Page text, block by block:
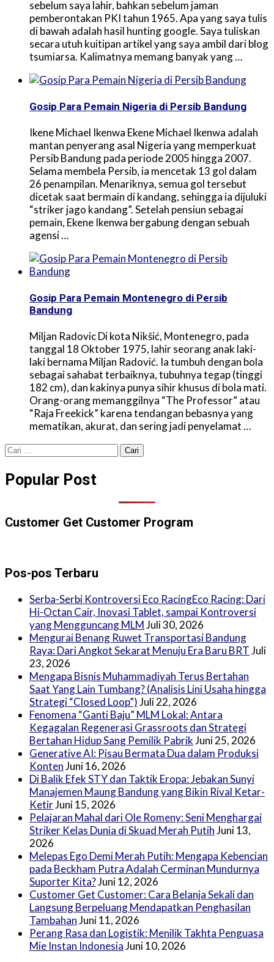
sebelum saya lahir, bahkan sebelum jaman
pemberontakan PKI tahun 1965. Apa yang saya tulis
di bawah adalah hasil hunting google. Saya tuliskan
secara utuh kuitipan artikel yang saya ambil dari blog
tsumiarsa. Kalimatnya memang banyak yang …
Gosip Para Pemain Nigeria di Persib Bandung
Ikene Michael Ikenwa Ekene Michael Ikenwa adalah
mantan penyerang asal Nigeria yang memperkuat
Persib Bandung pada periode 2005 hingga 2007.
Selama membela Persib, ia mencetak 13 gol dalam
26 penampilan. Menariknya, semua gol tersebut
dicetak saat bermain di kandang, sehingga ia dijuluki
“striker jago kandang”. Setelah pensiun sebagai
pemain, Ekene Ikenwa bergabung dengan sebuah
agensi …
Gosip Para Pemain Montenegro di Persib
Bandung
Miljan Radovic Di kota Nikšić, Montenegro, pada
tanggal 18 Oktober 1975, lahir seorang anak laki-
laki bernama Miljan Radović. Ia tumbuh dengan bola
sebagai sahabat terbaiknya, tubuhnya tegap (tinggi
182 cm), dan kakinya punya sihir khusus di bola mati.
Orang-orang memanggilnya “The Professor” atau
“Raja Freekick” karena tendangan bebasnya yang
mematikan, akurat, dan sering jadi penyelamat …
Cari
Popular Post
Customer Get Customer Program
Pos-pos Terbaru
Serba-Serbi Kontroversi Eco RacingEco Racing: Dari
Hi-Octan Cair, Inovasi Tablet, sampai Kontroversi
yang Mengguncang MLMJuli 30, 2026
Mengurai Benang Ruwet Transportasi Bandung
Raya: Dari Angkot Sekarat Menuju Era Baru BRTJuli
23, 2026
Mengapa Bisnis Muhammadiyah Terus Bertahan
Saat Yang Lain Tumbang? (Analisis Lini Usaha hingga
Strategi “Closed Loop”)Juli 22, 2026
Fenomena “Ganti Baju” MLM Lokal: Antara
Kegagalan Regenerasi Grassroots dan Strategi
Bertahan Hidup Sang Pemilik PabrikJuni 25, 2026
Generative AI: Pisau Bermata Dua dalam Produksi
KontenJuni 16, 2026
Di Balik Efek STY dan Taktik Eropa: Jebakan Sunyi
Manajemen Maung Bandung yang Bikin Rival Ketar-
KetirJuni 15, 2026
Pelajaran Mahal dari Ole Romeny: Seni Menghargai
Striker Kelas Dunia di Skuad Merah PutihJuni 13,
2026
Melepas Ego Demi Merah Putih: Mengapa Kebencian
pada Beckham Putra Adalah Cerminan Mundurnya
Suporter Kita?Juni 12, 2026
Customer Get Customer: Cara Belanja Sekali dan
Langsung Berpeluang Mendapatkan Penghasilan
TambahanJuni 11, 2026
Perang Rasa dan Logistik: Menilik Takhta Penguasa
Mie Instan IndonesiaJuni 10, 2026